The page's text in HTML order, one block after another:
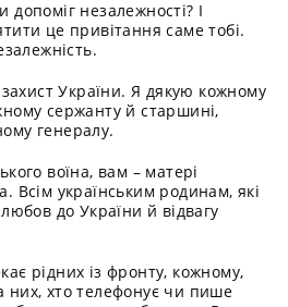
незалежності? І
це привітання саме тобі.
України. Я дякую кожному
сержанту й старшині,
генералу.
воїна, вам – матері
Всім українським родинам, які
до України й відвагу
рідних із фронту, кожному,
них, хто телефонує чи пише